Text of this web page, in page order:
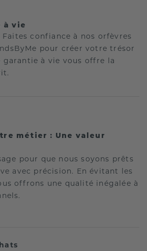
à vie
confiance à nos orfèvres
pour créer votre trésor
à vie vous offre la
métier : Une valeur
pour que nous soyons prêts
avec précision. En évitant les
offrons une qualité inégalée à